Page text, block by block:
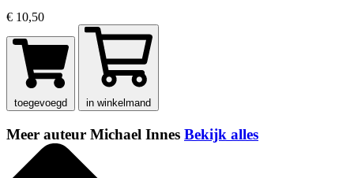
€ 10,50
toegevoegd in winkelmand
Meer auteur Michael Innes Bekijk alles